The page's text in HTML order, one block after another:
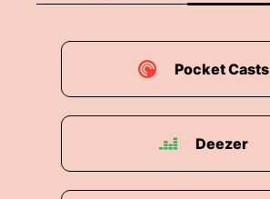
Pocket Casts
Deezer